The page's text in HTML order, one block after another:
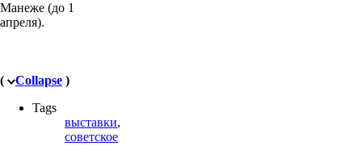
Манеже (до 1
апреля).
( Collapse )
Tags
выставки,
советское